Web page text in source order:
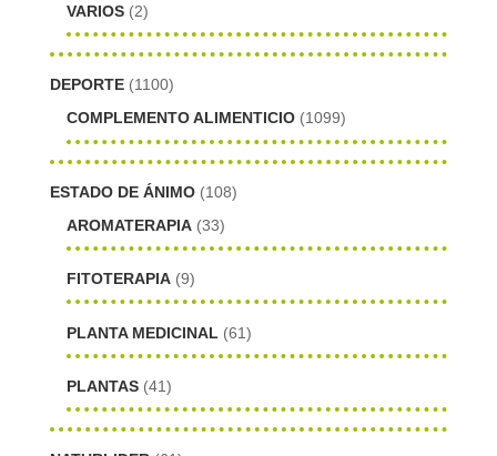
VARIOS (2)
DEPORTE (1100)
COMPLEMENTO ALIMENTICIO (1099)
ESTADO DE ÁNIMO (108)
AROMATERAPIA (33)
FITOTERAPIA (9)
PLANTA MEDICINAL (61)
PLANTAS (41)